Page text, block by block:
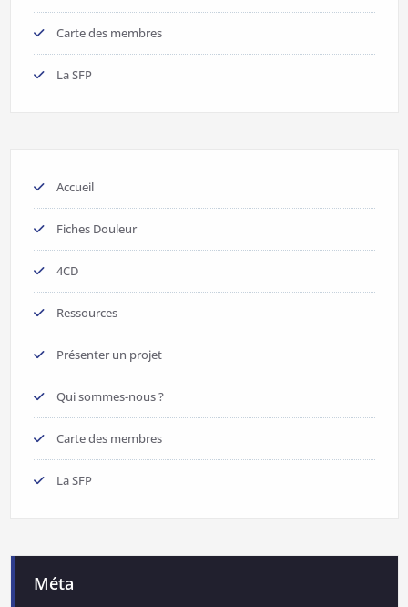
Carte des membres
La SFP
Accueil
Fiches Douleur
4CD
Ressources
Présenter un projet
Qui sommes-nous ?
Carte des membres
La SFP
Méta